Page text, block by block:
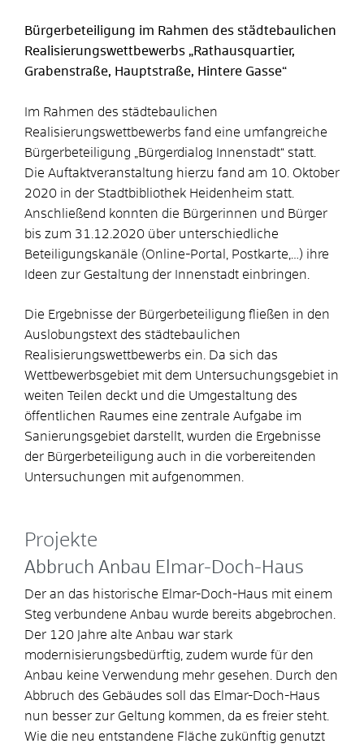
Bürgerbeteiligung im Rahmen des städtebaulichen
Realisierungswettbewerbs „Rathausquartier,
Grabenstraße, Hauptstraße, Hintere Gasse“
Im Rahmen des städtebaulichen
Realisierungswettbewerbs fand eine umfangreiche
Bürgerbeteiligung „Bürgerdialog Innenstadt“ statt.
Die Auftaktveranstaltung hierzu fand am 10. Oktober
2020 in der Stadtbibliothek Heidenheim statt.
Anschließend konnten die Bürgerinnen und Bürger
bis zum 31.12.2020 über unterschiedliche
Beteiligungskanäle (Online-Portal, Postkarte,…) ihre
Ideen zur Gestaltung der Innenstadt einbringen.
Die Ergebnisse der Bürgerbeteiligung fließen in den
Auslobungstext des städtebaulichen
Realisierungswettbewerbs ein. Da sich das
Wettbewerbsgebiet mit dem Untersuchungsgebiet in
weiten Teilen deckt und die Umgestaltung des
öffentlichen Raumes eine zentrale Aufgabe im
Sanierungsgebiet darstellt, wurden die Ergebnisse
der Bürgerbeteiligung auch in die vorbereitenden
Untersuchungen mit aufgenommen.
Projekte
Abbruch Anbau Elmar-Doch-Haus
Der an das historische Elmar-Doch-Haus mit einem
Steg verbundene Anbau wurde bereits abgebrochen.
Der 120 Jahre alte Anbau war stark
modernisierungsbedürftig, zudem wurde für den
Anbau keine Verwendung mehr gesehen. Durch den
Abbruch des Gebäudes soll das Elmar-Doch-Haus
nun besser zur Geltung kommen, da es freier steht.
Wie die neu entstandene Fläche zukünftig genutzt